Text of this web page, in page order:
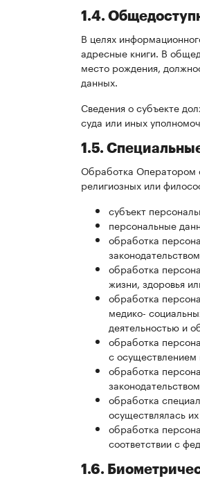
1.4.
В целях
адресные книги. В
место рождения,
данных.
Сведения о субъекте
суда или иных
1.5.
Обработка Оператором
религиозных или
субъект
персональные
обработка
обработка
жизни, здоровья
обработка
медико-
деятельностью и
обработка
с осуществлением
обработка
обработка
осуществлялась
обработка
соответствии с
1.6.